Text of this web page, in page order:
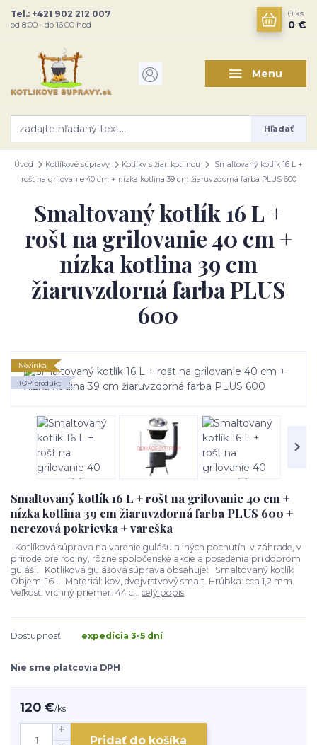
Menu
Hľadať
Tel.: +421 902 212 007
od 8:00 - do 16:00 hod
0 ks
0 €
Úvod Kotlíkové súpravy Kotlíky s žiar. kotlinou
Smaltovaný kotlík 16 L +
rošt na grilovanie 40 cm + nízka kotlina 39 cm žiaruvzdorná farba PLUS 600
Smaltovaný kotlík 16 L +
rošt na grilovanie 40 cm +
nízka kotlina 39 cm
žiaruvzdorná farba PLUS
600
Novinka
TOP produkt
Smaltovaný kotlík 16 L + rošt na grilovanie 40 cm +
nízka kotlina 39 cm žiaruvzdorná farba PLUS 600 +
nerezová pokrievka + vareška
Kotlíková súprava na varenie gulášu a iných pochutín v záhrade, v
prírode pre rodiny, rôzne spoločenské akcie a posedenia pri dobrom
guláši. Kotlíková gulášová súprava obsahuje: Smaltovaný kotlík
Objem: 16 L. Materiál: kov, dvojvrstvový smalt. Hrúbka: cca 1,2 mm.
Veľkosť: vrchný priemer: 44 c... celý popis
Dostupnosť expedícia 3-5 dní
Nie sme platcovia DPH
120 €/ks
Pridať do košíka